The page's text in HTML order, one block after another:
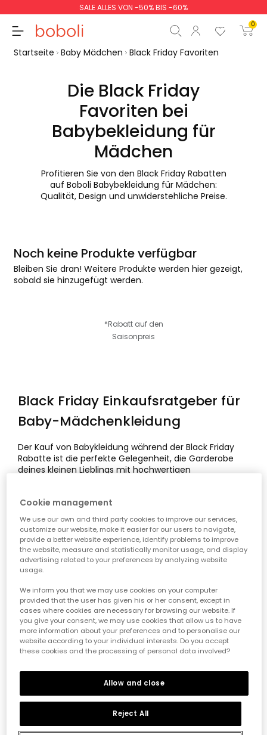
SALE ALLES VON -50% BIS -60%
0
Gesamtbetrag
Startseite Baby Mädchen Black Friday Favoriten
Die Black Friday
Favoriten bei
Babybekleidung für
Mädchen
Profitieren Sie von den Black Friday Rabatten
auf Boboli Babybekleidung für Mädchen:
Qualität, Design und unwiderstehliche Preise.
Noch keine Produkte verfügbar
Bleiben Sie dran! Weitere Produkte werden hier gezeigt,
sobald sie hinzugefügt werden.
*Rabatt auf den
Saisonpreis
Black Friday Einkaufsratgeber für
Baby-Mädchenkleidung
Der Kauf von Babykleidung während der Black Friday
Rabatte ist die perfekte Gelegenheit, die Garderobe
deines kleinen Lieblings mit hochwertigen
sichere und langlebige Kleidung zu wählen. Deshalb
haben wir diesen Expertenleitfaden erstellt, damit du in
dieser Saison kluge und bewusste Entscheidungen
triffst. Entdecke, wie du die besten Black Friday
Angebote für Baby-Mädchenkleidung nutzen kannst,
ohne auf Qualität oder Stil zu verzichten.
Angebote für Baby-Mädchenkleidung:
1 – Weiche und natürliche Materialien:Für die
empfindliche Babyhaut sind atmungsaktive und
hypoallergene Stoffe wie Bio-Baumwolle unverzichtbar.
Sie sorgen für maximalen Komfort und verhindern
2 – Praktisches und funktionales Design:
Kleidung, die das An- und Ausziehen erleichtert – mit
Knöpfen, Reißverschlüssen oder Druckknöpfen an den
richtigen Stellen. Bodys, Overalls und Zweiteiler sind
während der Black Friday Baby-Mädchen-Angebote ein
Cookie management
We use our own and third party cookies to improve our services,
customize our website, make it easier for our users to navigate,
provide a better website experience, identify problems to improve
the website, measure and statistically monitor usage, and display
advertising related to your preferences by analyzing website
usage.
We inform you that we may use cookies on your computer
provided that the user has given his or her consent, except in
cases where cookies are necessary for browsing our website. If
you give your consent, we may use cookies that allow us to have
more information about your preferences and to personalise our
website according to your individual interests. Do you accept
these cookies and the processing of personal data involved?
Reject All
Allow and close